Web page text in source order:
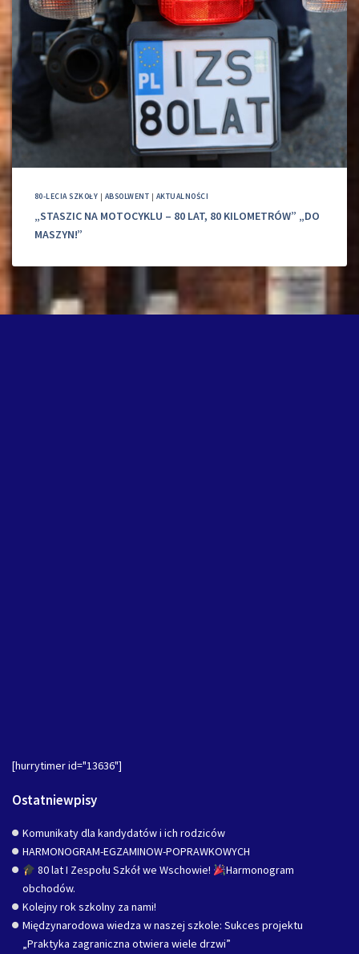
80-LECIA SZKOŁY | ABSOLWENT | AKTUALNOŚCI
„STASZIC NA MOTOCYKLU – 80 LAT, 80 KILOMETRÓW” „DO
MASZYN!”
[hurrytimer id="13636"]
Ostatniewpisy
Komunikaty dla kandydatów i ich rodziców
HARMONOGRAM-EGZAMINOW-POPRAWKOWYCH
80 lat I Zespołu Szkół we Wschowie!
Harmonogram
obchodów.
Kolejny rok szkolny za nami!
Międzynarodowa wiedza w naszej szkole: Sukces projektu
„Praktyka zagraniczna otwiera wiele drzwi”